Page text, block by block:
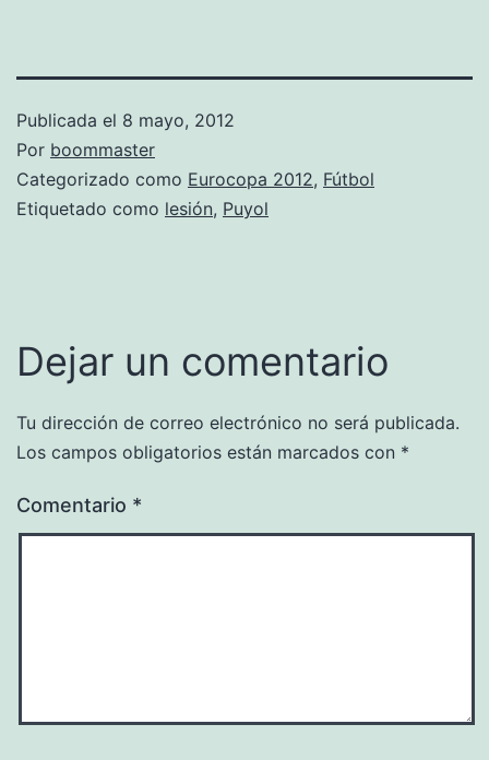
Publicada el 8 mayo, 2012
Por boommaster
Categorizado como Eurocopa 2012, Fútbol
Etiquetado como lesión, Puyol
Dejar un comentario
Tu dirección de correo electrónico no será publicada.
Los campos obligatorios están marcados con *
Comentario *